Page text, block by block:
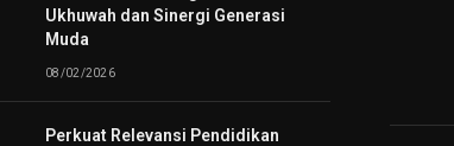
Ukhuwah dan Sinergi Generasi
Muda
08/02/2026
Perkuat Relevansi Pendidikan